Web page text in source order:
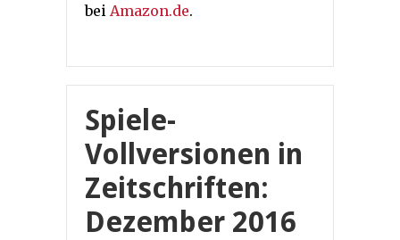
bei Amazon.de.
Spiele-
Vollversionen in
Zeitschriften:
Dezember 2016